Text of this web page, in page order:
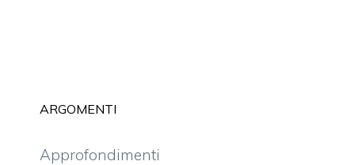
ARGOMENTI
Approfondimenti